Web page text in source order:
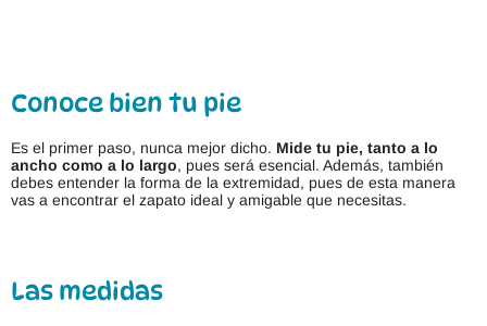
Conoce bien tu pie
Es el primer paso, nunca mejor dicho. Mide tu pie, tanto a lo
ancho como a lo largo, pues será esencial. Además, también
debes entender la forma de la extremidad, pues de esta manera
vas a encontrar el zapato ideal y amigable que necesitas.
Las medidas